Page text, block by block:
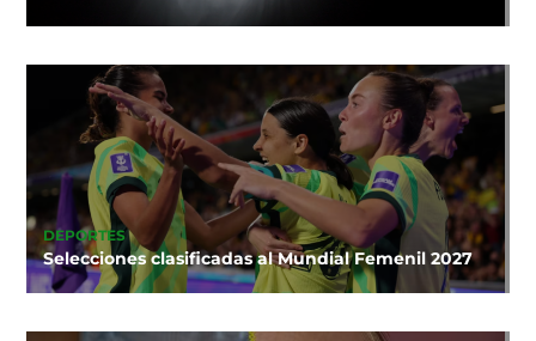
DEPORTES
Selecciones clasificadas al Mundial Femenil 2027